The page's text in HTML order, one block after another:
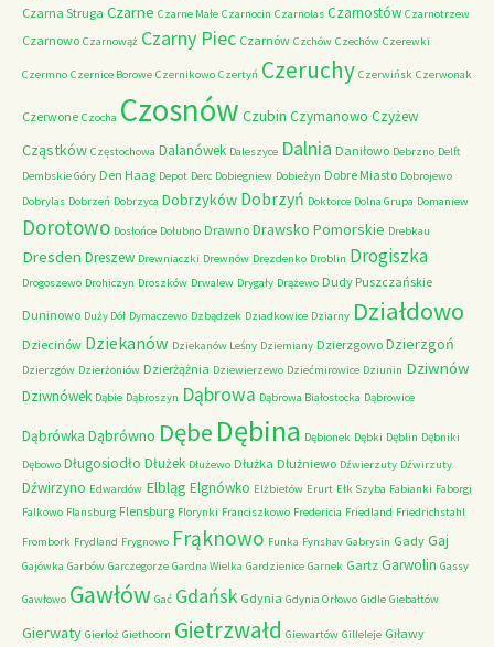
Czarna Struga Czarne Czarne Małe Czarnocin Czarnolas Czarnostów Czarnotrzew
Czarnowo Czarnowąż Czarny Piec Czarnów Czchów Czechów Czerewki
Czermno Czernice Borowe Czernikowo Czertyń Czeruchy Czerwińsk Czerwonak
Czerwone Czocha Czosnów Czubin Czymanowo Czyżew
Cząstków Częstochowa Dalanówek Daleszyce Dalnia Daniłowo Debrzno Delft
Dembskie Góry Den Haag Depot Derc Dobiegniew Dobieżyn Dobre Miasto Dobrojewo
Dobrylas Dobrzeń Dobrzyca Dobrzyków Dobrzyń Doktorce Dolna Grupa Domaniew
Dorotowo Dosłońce Dołubno Drawno Drawsko Pomorskie Drebkau
Dresden Dreszew Drewniaczki Drewnów Drezdenko Droblin Drogiszka
Drogoszewo Drohiczyn Droszków Drwalew Drygały Drążewo Dudy Puszczańskie
Duninowo Duży Dół Dymaczewo Dzbądzek Dziadkowice Dziarny Działdowo
Dziecinów Dziekanów Dziekanów Leśny Dziemiany Dzierzgowo Dzierzgoń
Dzierzgów Dzierżoniów Dzierżążnia Dziewierzewo Dziećmirowice Dziunin Dziwnów
Dziwnówek Dąbie Dąbroszyn Dąbrowa Dąbrowa Białostocka Dąbrowice
Dąbrówka Dąbrówno Dębe Dębina Dębionek Dębki Dęblin Dębniki
Dębowo Długosiodło Dłużek Dłużewo Dłużka Dłużniewo Dźwierzuty Dźwirzuty
Dźwirzyno Edwardów Elbląg Elgnówko Elżbietów Erurt Ełk Szyba Fabianki Faborgi
Falkowo Flansburg Flensburg Florynki Franciszkowo Fredericia Friedland Friedrichstahl
Frombork Frydland Frygnowo Frąknowo Funka Fynshav Gabrysin Gady Gaj
Gajówka Garbów Garczegorze Gardna Wielka Gardzienice Garnek Gartz Garwolin Gassy
Gawłowo Gawłów Gać Gdańsk Gdynia Gdynia Orłowo Gidle Giebałtów
Gierwaty Gierłoż Giethoorn Gietrzwałd Giewartów Gilleleje Giławy